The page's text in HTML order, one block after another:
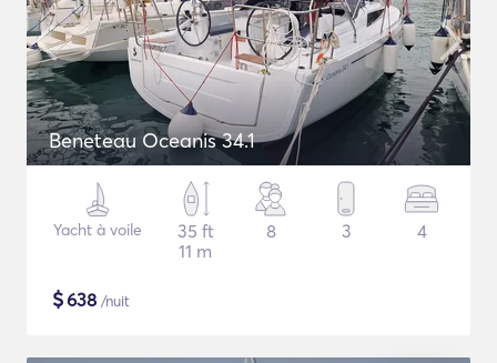
Beneteau Oceanis 34.1
Yacht à voile
35 ft
11 m
8 3 4
$638 /nuit